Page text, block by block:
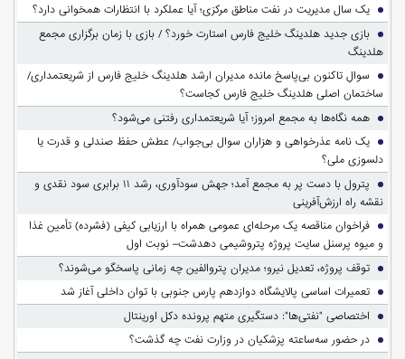
یک سال مدیریت در نفت مناطق مرکزی؛ آیا عملکرد با انتظارات همخوانی دارد؟
بازی جدید هلدینگ خلیج فارس استارت خورد؟ / بازی با زمان برگزاری مجمع
هلدینگ
سوالِ تاکنون بی‌پاسخ مانده مدیران ارشد هلدینگ خلیج فارس از شریعتمداری/
ساختمان اصلی هلدینگ خلیج فارس کجاست؟
همه نگاه‌ها به مجمع امروز؛ آیا شریعتمداری رفتنی می‌شود؟
یک نامه عذرخواهی و هزاران سوال بی‌جواب/ عطش حفظ صندلی و قدرت یا
دلسوزی ملی؟
پترول با دست پر به مجمع آمد؛ جهش سودآوری، رشد ۱۱ برابری سود نقدی و
نقشه راه ارزش‌آفرینی
فراخوان مناقصه یک مرحله‌ای عمومی همراه با ارزیابی کیفی (فشرده) تأمین غذا
و میوه پرسنل سایت پروژه پتروشیمی دهدشت– نوبت اول
توقف پروژه، تعدیل نیرو؛ مدیران پتروالفین چه زمانی پاسخگو می‌شوند؟
تعمیرات اساسی پالایشگاه دوازدهم پارس جنوبی با توان داخلی آغاز شد
اختصاصی "نفتی‌ها": دستگیری متهم پرونده دکل اورینتال
در حضور سه‌ساعته پزشکیان در وزارت نفت چه گذشت؟